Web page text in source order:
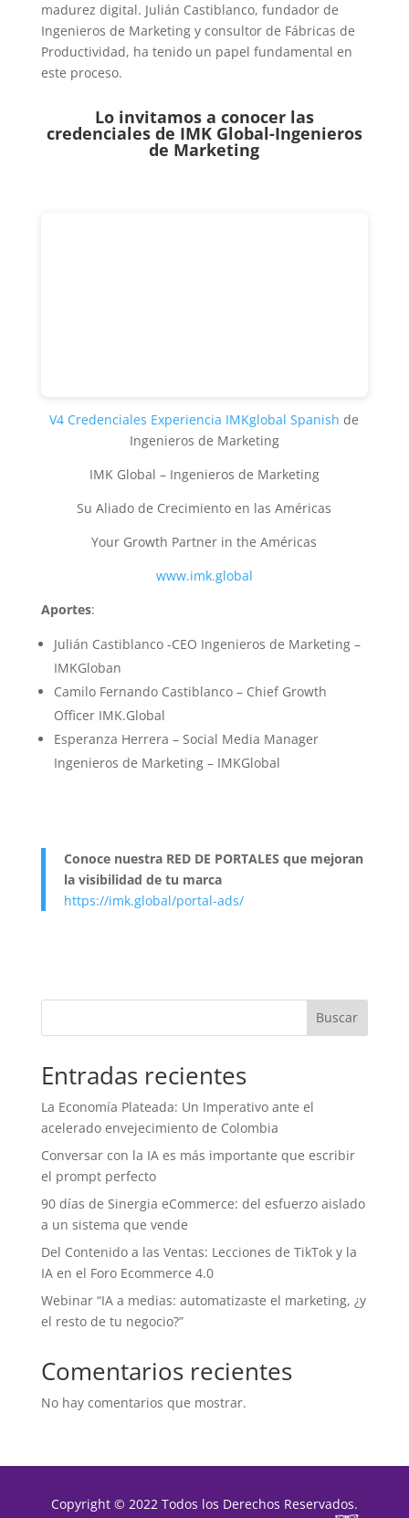
madurez digital. Julián Castiblanco, fundador de
Ingenieros de Marketing y consultor de Fábricas de
Productividad, ha tenido un papel fundamental en
este proceso.
Lo invitamos a conocer las
credenciales de IMK Global-Ingenieros
de Marketing
V4 Credenciales Experiencia IMKglobal Spanish de
Ingenieros de Marketing
IMK Global – Ingenieros de Marketing
Su Aliado de Crecimiento en las Américas
Your Growth Partner in the Américas
www.imk.global
Aportes:
Julián Castiblanco -CEO Ingenieros de Marketing –
IMKGloban
Camilo Fernando Castiblanco – Chief Growth
Officer IMK.Global
Esperanza Herrera – Social Media Manager
Ingenieros de Marketing – IMKGlobal
Conoce nuestra RED DE PORTALES que mejoran
la visibilidad de tu marca
https://imk.global/portal-ads/
Buscar
Entradas recientes
La Economía Plateada: Un Imperativo ante el
acelerado envejecimiento de Colombia
Conversar con la IA es más importante que escribir
el prompt perfecto
90 días de Sinergia eCommerce: del esfuerzo aislado
a un sistema que vende
Del Contenido a las Ventas: Lecciones de TikTok y la
IA en el Foro Ecommerce 4.0
Webinar “IA a medias: automatizaste el marketing, ¿y
el resto de tu negocio?”
Comentarios recientes
No hay comentarios que mostrar.
Copyright © 2022 Todos los Derechos Reservados.